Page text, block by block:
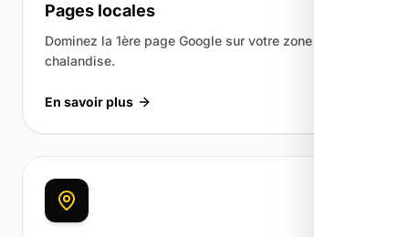
Pages locales
Dominez la 1ère page Google sur votre zone de
chalandise.
En savoir plus